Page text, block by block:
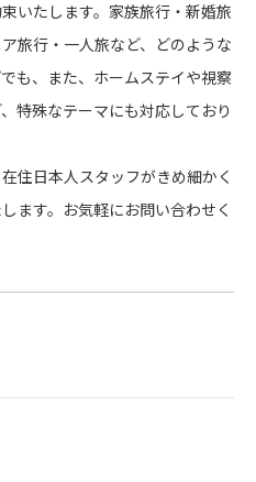
いたします。家族旅行・新婚旅
旅行・一人旅など、どのような
も、また、ホームステイや視察
特殊なテーマにも対応しており
住日本人スタッフがきめ細かく
ます。お気軽にお問い合わせく